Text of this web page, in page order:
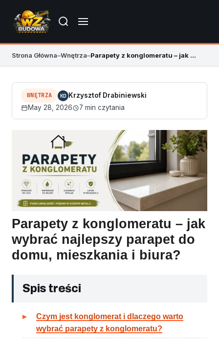
Strona Główna–Wnętrza– Parapety z konglomeratu – jak wybrać najlepszy?
WNĘTRZA KD Krzysztof Drabiniewski
May 28, 2026
7 min czytania
Parapety z konglomeratu – jak
wybrać najlepszy parapet do
domu, mieszkania i biura?
Spis treści
Czym jest konglomerat i dlaczego warto
wybrać parapety z konglomeratu?